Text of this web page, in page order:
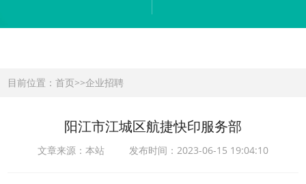
目前位置：首页>>企业招聘
阳江市江城区航捷快印服务部
文章来源：本站 发布时间：2023-06-15 19:04:10